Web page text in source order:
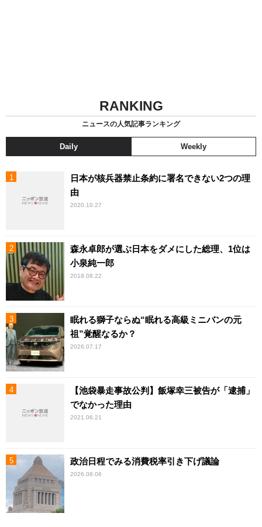
RANKING
ニュースの人気記事ランキング
Daily Weekly
日本が核兵器禁止条約に署名できない2つの理
由
2020.10.27
森永卓郎が選ぶ日本をダメにした総理、1位は
小泉純一郎
2018.08.22
眠れる獅子ならぬ“眠れる高級ミニバンの元
祖”覚醒なるか？
2026.07.17
【池袋暴走事故公判】飯塚幸三被告が「逮捕」
でなかった理由
2021.06.21
政治日程でみる消費税率引き下げ議論
2026.08.06